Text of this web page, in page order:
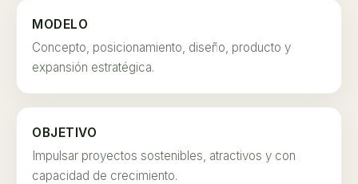
MODELO
Concepto, posicionamiento, diseño, producto y
expansión estratégica.
OBJETIVO
Impulsar proyectos sostenibles, atractivos y con
capacidad de crecimiento.